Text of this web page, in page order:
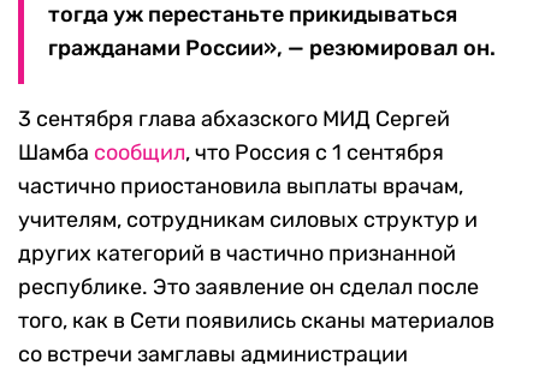
тогда уж перестаньте прикидываться
гражданами России», — резюмировал он.
3 сентября глава абхазского МИД Сергей
Шамба сообщил, что Россия с 1 сентября
частично приостановила выплаты врачам,
учителям, сотрудникам силовых структур и
других категорий в частично признанной
республике. Это заявление он сделал после
того, как в Сети появились сканы материалов
со встречи замглавы администрации